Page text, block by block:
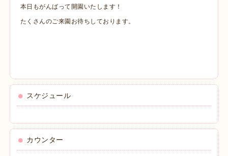
本日もがんばって開園いたします！
たくさんのご来園お待ちしております。
スケジュール
カウンター